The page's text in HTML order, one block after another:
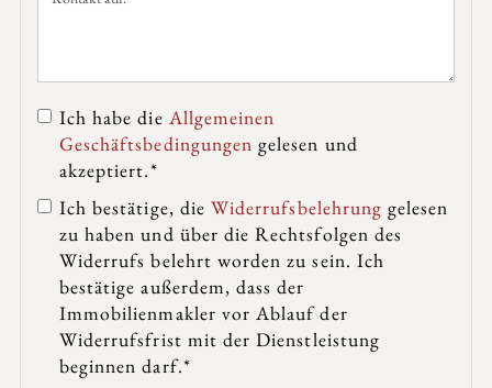
Ich habe die Allgemeinen
Geschäftsbedingungen gelesen und
akzeptiert.*
Ich bestätige, die Widerrufsbelehrung gelesen
zu haben und über die Rechtsfolgen des
Widerrufs belehrt worden zu sein. Ich
bestätige außerdem, dass der
Immobilienmakler vor Ablauf der
Widerrufsfrist mit der Dienstleistung
beginnen darf.*